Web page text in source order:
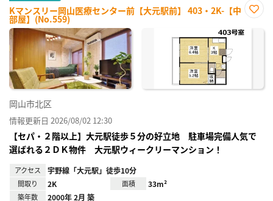
Kマンスリー岡山医療センター前【大元駅前】 403・2K-【中
部屋】(No.559)
に入
岡山市北区
情報更新日 2026/08/02 12:30
【セパ・２階以上】大元駅徒歩５分の好立地 駐車場完備人気で
選ばれる２ＤＫ物件 大元駅ウィークリーマンション！
アクセス 宇野線「大元駅」徒歩10分
間取り 2K 面積 33m²
築年数 2000年 2月 築